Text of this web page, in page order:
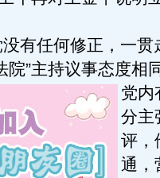
任何修正，一贯
院”主持议事态度相
党内
分主
评，
通，